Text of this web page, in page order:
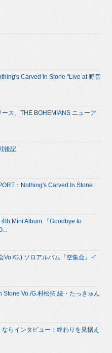
Carved In Stone “Live at 野音
ス、THE BOHEMIANS ニューア
後記
：Nothing's Carved In Stone
4th Mini Album 『Goodbye to
Vo./G.) ソロアルバム『空集合』イ
Stone Vo./G.村松拓 続・たっきゅん
らインタビュー：終わりを見据え